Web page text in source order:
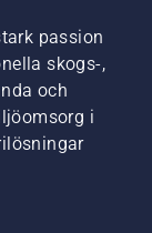
passion
skogs-,
och
i